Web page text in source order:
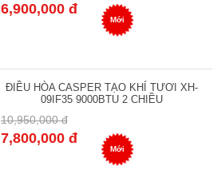
6,900,000 đ
Mới
ĐIỀU HÒA CASPER TẠO KHÍ TƯƠI XH-
09IF35 9000BTU 2 CHIỀU
10,950,000 đ
7,800,000 đ
Mới